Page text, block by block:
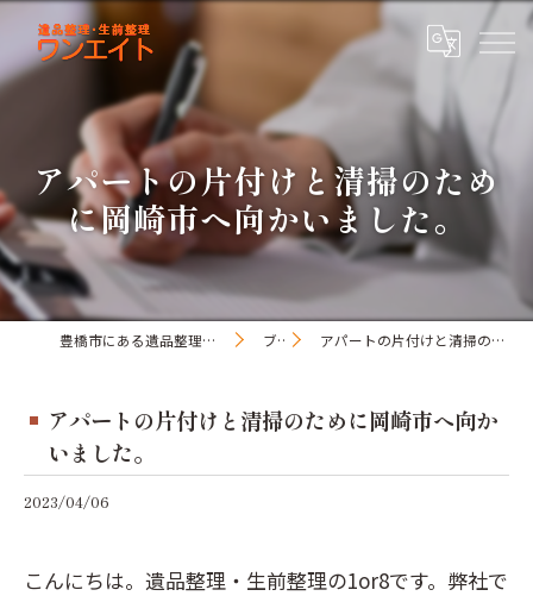
アパートの片付けと清掃のため
に岡崎市へ向かいました。
豊橋市にある遺品整理・生前整理のワンオアエイト ブログ アパートの片付けと清掃のために岡崎市へ向かいました。
アパートの片付けと清掃のために岡崎市へ向か
いました。
2023/04/06
こんにちは。遺品整理・生前整理の1or8です。弊社で